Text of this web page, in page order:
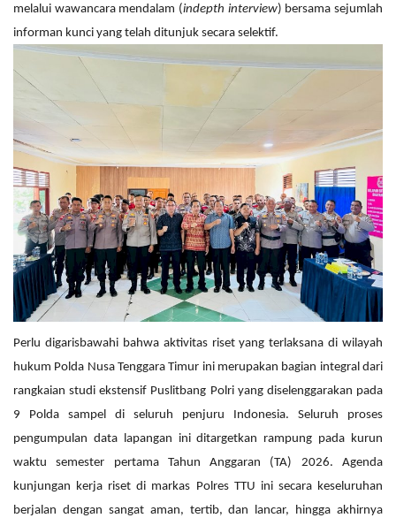
melalui wawancara mendalam (indepth interview) bersama sejumlah
informan kunci yang telah ditunjuk secara selektif.
Perlu digarisbawahi bahwa aktivitas riset yang terlaksana di wilayah
hukum Polda Nusa Tenggara Timur ini merupakan bagian integral dari
rangkaian studi ekstensif Puslitbang Polri yang diselenggarakan pada
9 Polda sampel di seluruh penjuru Indonesia. Seluruh proses
pengumpulan data lapangan ini ditargetkan rampung pada kurun
waktu semester pertama Tahun Anggaran (TA) 2026. Agenda
kunjungan kerja riset di markas Polres TTU ini secara keseluruhan
berjalan dengan sangat aman, tertib, dan lancar, hingga akhirnya